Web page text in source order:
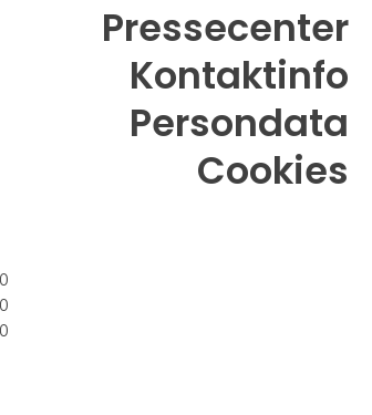
Pressecenter
Kontaktinfo
Persondata
Cookies